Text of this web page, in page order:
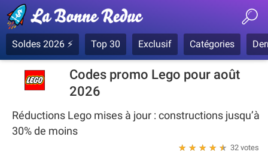
Soldes 2026 ⚡ Top 30 Exclusif Catégories
Codes promo Lego pour août
2026
Réductions Lego mises à jour : constructions jusqu’à
30% de moins
32 votes
★
★
★
★
★